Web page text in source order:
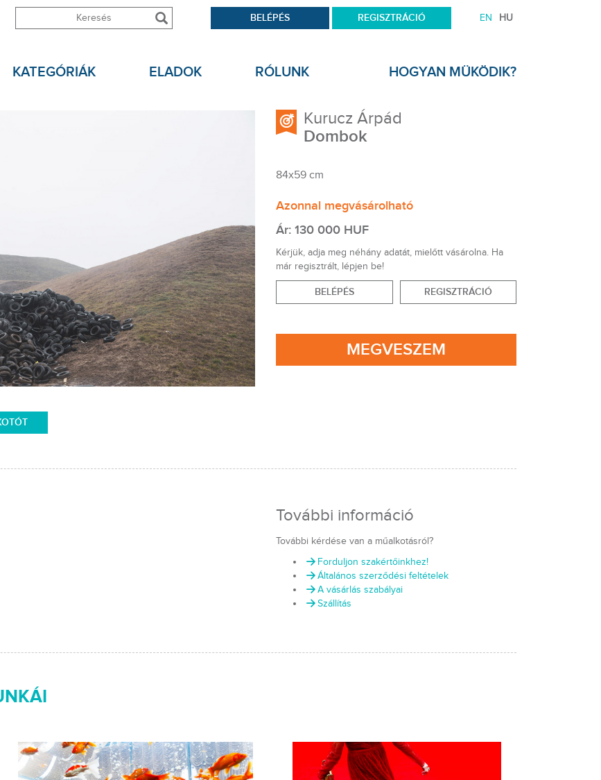
BELÉPÉS REGISZTRÁCIÓ EN HU
KATEGÓRIÁK ELADOK RÓLUNK HOGYAN MÜKÖDIK?
Kurucz Árpád
Dombok
84x59 cm
Azonnal megvásárolható
Ár: 130 000 HUF
Kérjük, adja meg néhány adatát, mielőtt vásárolna. Ha
már regisztrált, lépjen be!
BELÉPÉS REGISZTRÁCIÓ
MEGVESZEM
További információ
További kérdése van a műalkotásról?
Forduljon szakértőinkhez!
Általános szerződési feltételek
A vásárlás szabályai
Szállítás